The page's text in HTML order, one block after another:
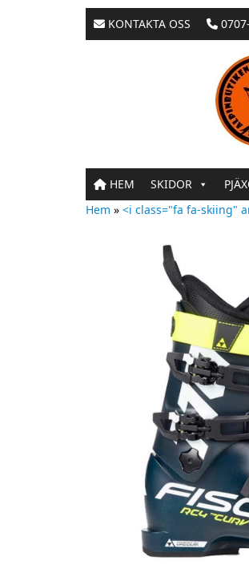
KONTAKTA OSS
HEM SKIDOR
Hem » <i class="fa fa-skiing"